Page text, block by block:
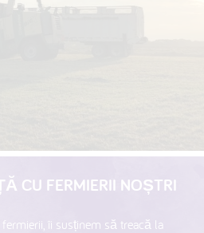
CU FERMIERII NOȘTRI
îi susținem să treacă la